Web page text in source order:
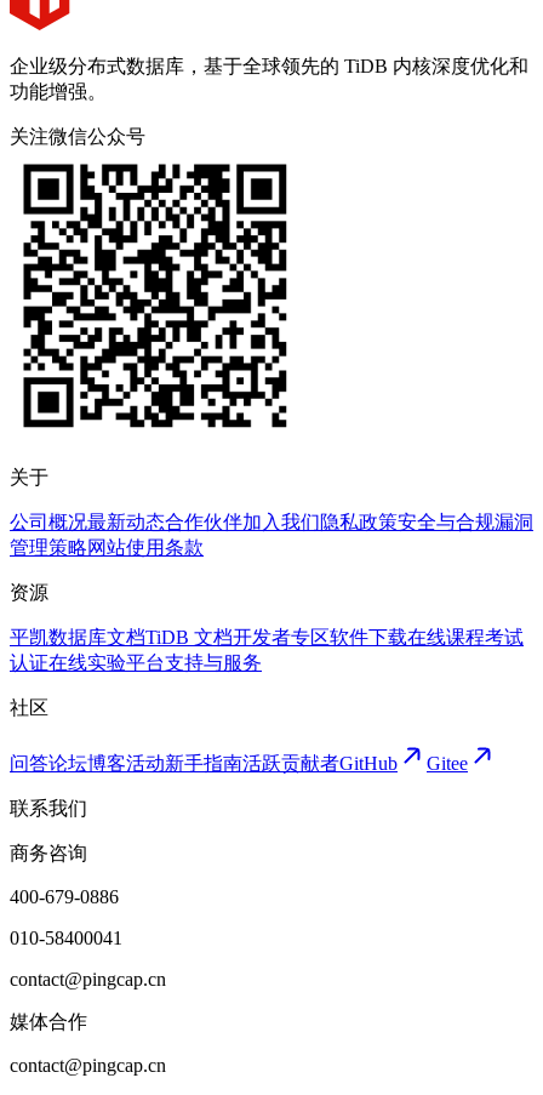
企业级分布式数据库，基于全球领先的 TiDB 内核深度优化和
功能增强。
关注微信公众号
关于
公司概况最新动态合作伙伴加入我们隐私政策安全与合规漏洞
管理策略网站使用条款
资源
平凯数据库文档TiDB 文档开发者专区软件下载在线课程考试
认证在线实验平台支持与服务
社区
问答论坛博客活动新手指南活跃贡献者GitHub Gitee
联系我们
商务咨询
400-679-0886
010-58400041
contact@pingcap.cn
媒体合作
contact@pingcap.cn